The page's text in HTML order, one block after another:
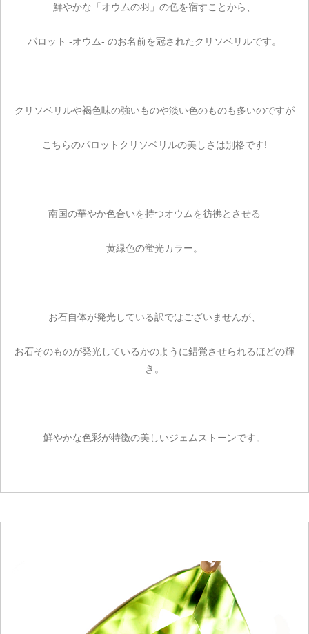
鮮やかな「オウムの羽」の色を宿すことから、
パロット -オウム- のお名前を冠されたクリソベリルです。
クリソベリルや褐色味の強いものや淡い色のものも多いのですが
こちらのパロットクリソベリルの美しさは別格です!
南国の華やか色合いを持つオウムを彷彿とさせる
黄緑色の蛍光カラー。
お石自体が発光している訳ではございませんが、
お石そのものが発光しているかのように錯覚させられるほどの輝
き。
鮮やかな色彩が特徴の美しいジェムストーンです。